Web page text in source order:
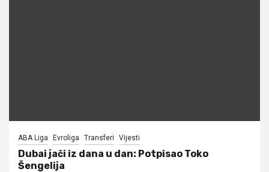
ABA Liga Evroliga Transferi Vijesti
Dubai jači iz dana u dan: Potpisao Toko
Šengelija